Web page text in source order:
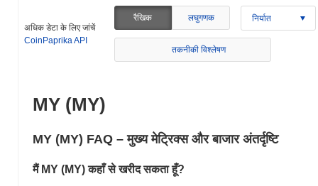
अधिक डेटा के लिए जांचें
CoinPaprika API
रैखिक लघुगणक निर्यात
तकनीकी विश्लेषण
MY (MY)
MY (MY) FAQ – मुख्य मेट्रिक्स और बाजार अंतर्दृष्टि
मैं MY (MY) कहाँ से खरीद सकता हूँ?